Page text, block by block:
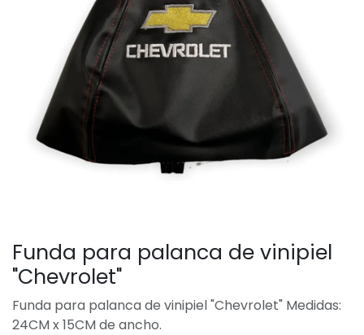
Funda para palanca de vinipiel
"Chevrolet"
Funda para palanca de vinipiel "Chevrolet" Medidas:
24CM x 15CM de ancho.